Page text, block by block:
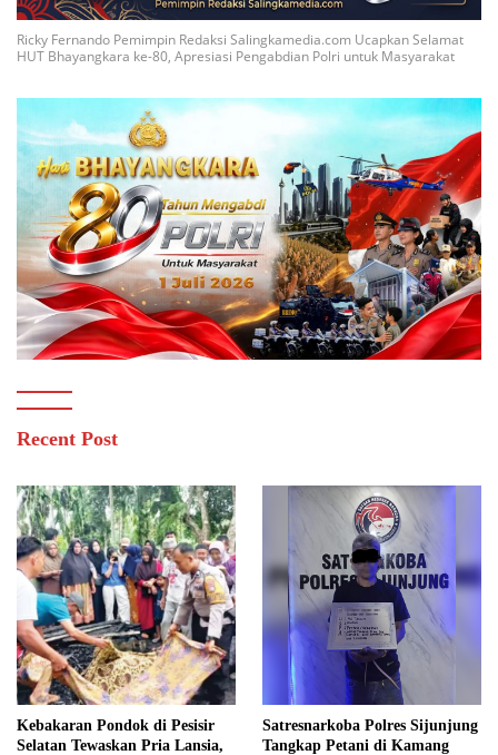
Ricky Fernando Pemimpin Redaksi Salingkamedia.com Ucapkan Selamat
HUT Bhayangkara ke-80, Apresiasi Pengabdian Polri untuk Masyarakat
Recent Post
Kebakaran Pondok di Pesisir
Selatan Tewaskan Pria Lansia,
Satresnarkoba Polres Sijunjung
Tangkap Petani di Kamang